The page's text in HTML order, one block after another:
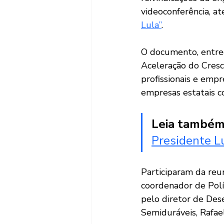
videoconferência,
Lula”.
O documento,
Aceleração do
profissionais e
empresas estatais
Leia
Presidente
Participaram da
coordenador de
pelo diretor de
Semiduráveis,